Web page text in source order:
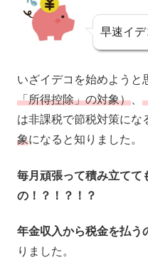
早速イ
いざイデコを始めようと
「所得控除」の対象）、
は非課税で節税対策にな
象になると知りました。
毎月頑張って積み立てて
の！？！？！？
年金収入から税金を払う
りました。